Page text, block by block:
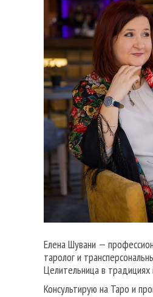
Елена Шувани —
таролог и
Целительница в традициях
Консультирую на Таро и